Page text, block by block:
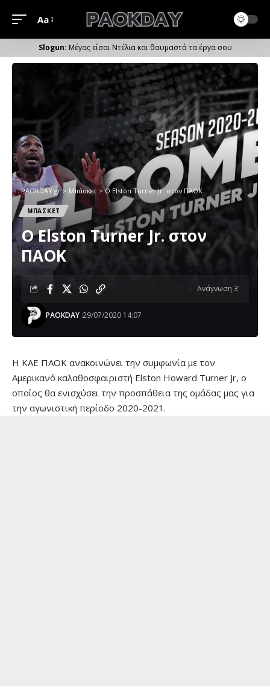
Μέγεθος
Γραμματοσειράς
Aa
Μέγας είσαι Ντέλια και θαυμαστά τα έργα σου
PAOKDAY.gr> Μπάσκετ >O Elston Turner Jr. στον ΠΑΟΚ
ΜΠΑΣΚΕΤ
O Elston Turner Jr. στον
ΠΑΟΚ
PAOKDAY 29/07/2020 14:07
Ανάγνωση 3'
Η ΚΑΕ ΠΑΟΚ ανακοινώνει την συμφωνία με τον
Αμερικανό καλαθοσφαιριστή Elston Howard Turner Jr, ο
οποίος θα ενισχύσει την προσπάθεια της ομάδας μας για
την αγωνιστική περίοδο 2020-2021.